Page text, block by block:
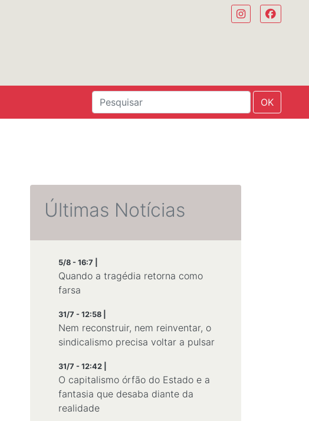
OK
Últimas Notícias
5/8 - 16:7 |
Quando a tragédia retorna como
farsa
31/7 - 12:58 |
Nem reconstruir, nem reinventar, o
sindicalismo precisa voltar a pulsar
31/7 - 12:42 |
O capitalismo órfão do Estado e a
fantasia que desaba diante da
realidade